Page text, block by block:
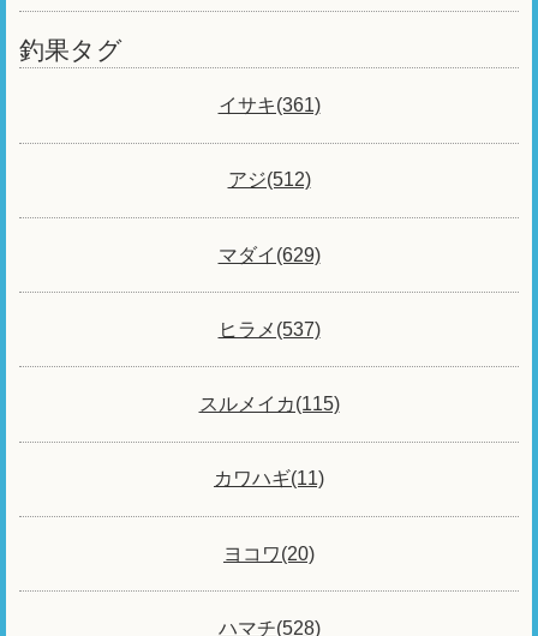
釣果タグ
イサキ(361)
アジ(512)
マダイ(629)
ヒラメ(537)
スルメイカ(115)
カワハギ(11)
ヨコワ(20)
ハマチ(528)